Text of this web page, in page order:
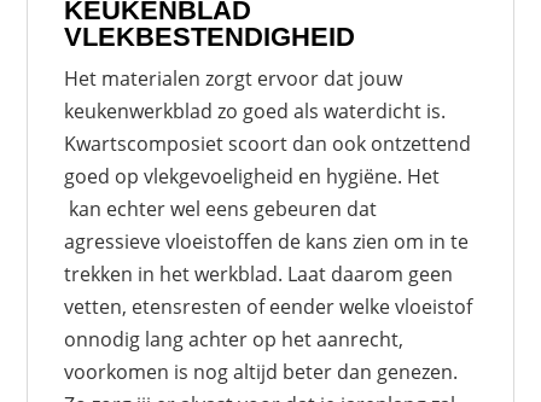
KEUKENBLAD
VLEKBESTENDIGHEID
Het materialen zorgt ervoor dat jouw
keukenwerkblad zo goed als waterdicht is.
Kwartscomposiet scoort dan ook ontzettend
goed op vlekgevoeligheid en hygiëne. Het
kan echter wel eens gebeuren dat
agressieve vloeistoffen de kans zien om in te
trekken in het werkblad. Laat daarom geen
vetten, etensresten of eender welke vloeistof
onnodig lang achter op het aanrecht,
voorkomen is nog altijd beter dan genezen.